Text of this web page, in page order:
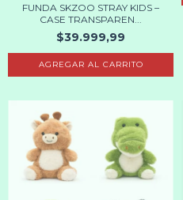
FUNDA SKZOO STRAY KIDS –
CASE TRANSPAREN...
$39.999,99
AGREGAR AL CARRITO